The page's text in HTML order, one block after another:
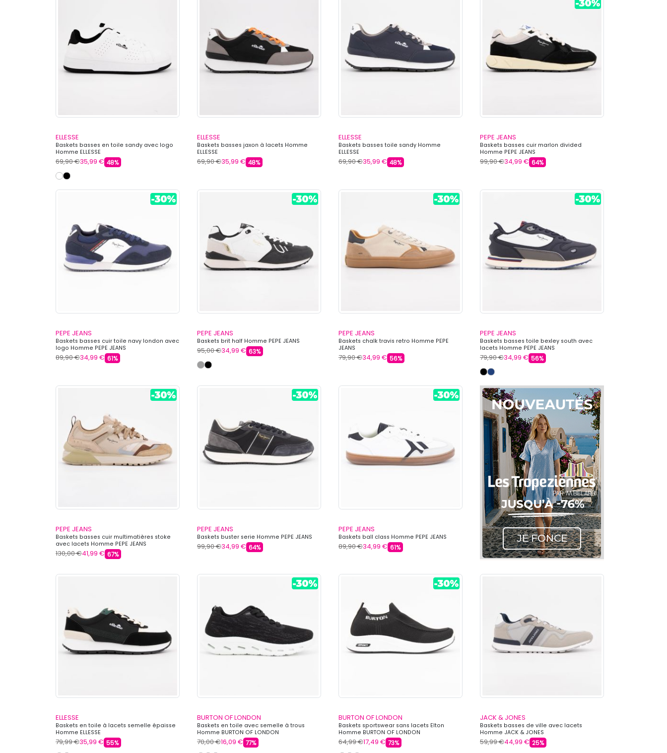
ELLESSE
Baskets basses en toile sandy avec logo
Homme ELLESSE
69,90 €35,99 € 48%
ELLESSE
Baskets basses jaxon à lacets Homme
ELLESSE
69,90 €35,99 € 48%
ELLESSE
Baskets basses toile sandy Homme
ELLESSE
69,90 €35,99 € 48%
PEPE JEANS
Baskets basses cuir marlon divided
Homme PEPE JEANS
99,90 €34,99 € 64%
PEPE JEANS
Baskets basses cuir toile navy london avec
logo Homme PEPE JEANS
89,90 €34,99 € 61%
PEPE JEANS
Baskets brit half Homme PEPE JEANS
95,00 €34,99 € 63%
PEPE JEANS
Baskets chalk travis retro Homme PEPE
JEANS
79,90 €34,99 € 56%
PEPE JEANS
Baskets basses toile bexley south avec
lacets Homme PEPE JEANS
79,90 €34,99 € 56%
PEPE JEANS
Baskets basses cuir multimatières stoke
avec lacets Homme PEPE JEANS
130,00 €41,99 € 67%
PEPE JEANS
Baskets buster serie Homme PEPE JEANS
99,90 €34,99 € 64%
PEPE JEANS
Baskets ball class Homme PEPE JEANS
89,90 €34,99 € 61%
ELLESSE
Baskets en toile à lacets semelle épaisse
Homme ELLESSE
79,99 €35,99 € 55%
BURTON OF LONDON
Baskets en toile avec semelle à trous
Homme BURTON OF LONDON
70,00 €16,09 € 77%
BURTON OF LONDON
Baskets sportswear sans lacets Elton
Homme BURTON OF LONDON
64,99 €17,49 € 73%
JACK & JONES
Baskets basses de ville avec lacets
Homme JACK & JONES
59,99 €44,99 € 25%